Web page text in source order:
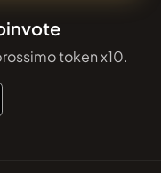
token x10.